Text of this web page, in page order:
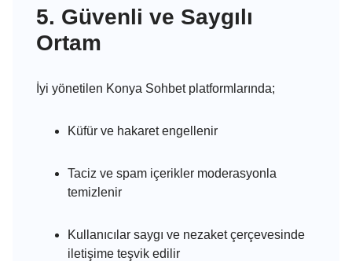
5. Güvenli ve Saygılı
Ortam
İyi yönetilen Konya Sohbet platformlarında;
Küfür ve hakaret engellenir
Taciz ve spam içerikler moderasyonla
temizlenir
Kullanıcılar saygı ve nezaket çerçevesinde
iletişime teşvik edilir